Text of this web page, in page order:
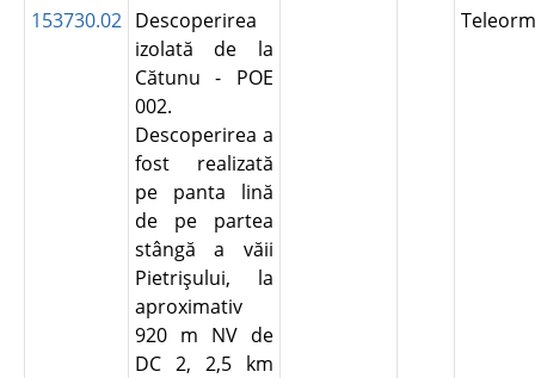
153730.02 Descoperirea
izolată de la
Cătunu - POE
002.
Descoperirea a
fost realizată
pe panta lină
de pe partea
stângă a văii
Pietrişului, la
aproximativ
920 m NV de
DC 2, 2,5 km